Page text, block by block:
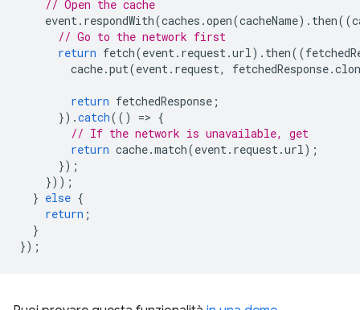
// Open the cache
event. respondWith(caches .open(cacheName). then((
// Go to the network first
return fetch(event. request.url). then((
cache.put(event. request, fetchedResponse.
return fetchedResponse ;
}).catch(() => {
// If the network is unavailable, get
return cache.match(event. request.url);
});
}));
} else {
return ;
}
});